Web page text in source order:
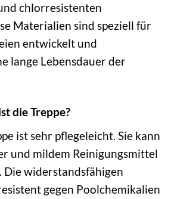
chlorresistenten
Materialien sind speziell für
entwickelt und
lange Lebensdauer der
die Treppe?
ist sehr pflegeleicht. Sie kann
und mildem Reinigungsmittel
widerstandsfähigen
gegen Poolchemikalien